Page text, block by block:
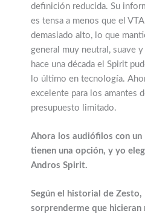
definición reducida. Su
es tensa a menos que el
demasiado alto, lo que
general muy neutral, suave
hace una década el Spirit
lo último en tecnología.
excelente para los amantes
presupuesto limitado.
Ahora los audiófilos con
tienen una opción, y yo
Andros Spirit.
Según el historial de Zesto,
sorprenderme que